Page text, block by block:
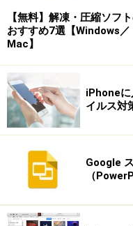
は無料ではないので念
PDFファイルを作るに
ァイルの種類で「PDF
では、PDFファイルを
合は、PDFファイルが
保存するときにファ
OfficeファイルをPDF
【無料】解凍・圧縮ソフ
おすすめ7選【Windows／
Mac】
iPhoneに
イルス対
Google
（